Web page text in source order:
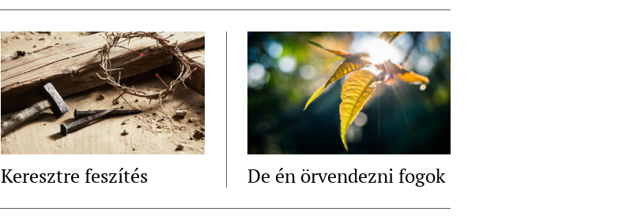
Keresztre feszítés De én örvendezni fogok